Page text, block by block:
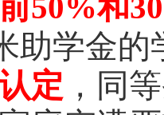
50%和
助学金的
定 ，同